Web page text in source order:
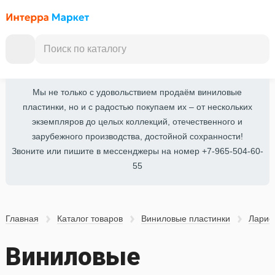
Мы не только с удовольствием продаём виниловые
пластинки, но и с радостью покупаем их – от нескольких
экземпляров до целых коллекций, отечественного и
зарубежного производства, достойной сохранности!
Звоните или пишите в мессенджеры на номер +7-965-504-60-
55
Главная Каталог товаров Виниловые пластинки
Виниловые